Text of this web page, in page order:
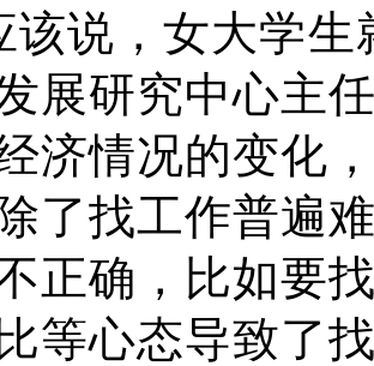
说，女大学生
展研究中心主
济情况的变化
了找工作普遍
正确，比如要
等心态导致了